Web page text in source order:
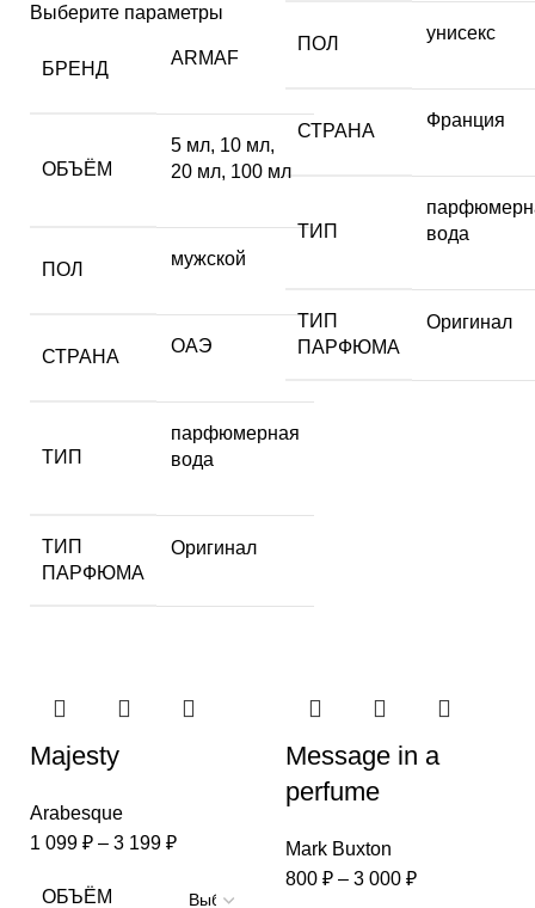
Выберите параметры
БРЕНД
ARMAF
ОБЪЁМ
5 мл, 10 мл,
20 мл, 100 мл
ПОЛ
мужской
СТРАНА
ОАЭ
ТИП
парфюмерная
вода
ТИП
ПАРФЮМА
Оригинал
ПОЛ
унисекс
СТРАНА
Франция
ТИП
вода
ТИП
ПАРФЮМА
Оригинал
Majesty
Arabesque
1 099 ₽ – 3 199 ₽
ОБЪЁМ
Message in a
perfume
Mark Buxton
800 ₽ – 3 000 ₽